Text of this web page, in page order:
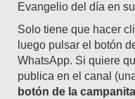
Evangelio del día en
Solo tiene que hacer
luego pulsar el botón
WhatsApp. Si quiere
publica en el canal
botón de la campanita